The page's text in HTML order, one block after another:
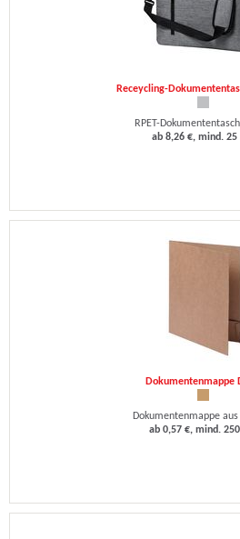
Receycling-
RPET-
ab 8,26 €, mind. 25
Dokumentenmappe
Dokumentenmappe aus
ab 0,57 €, mind.